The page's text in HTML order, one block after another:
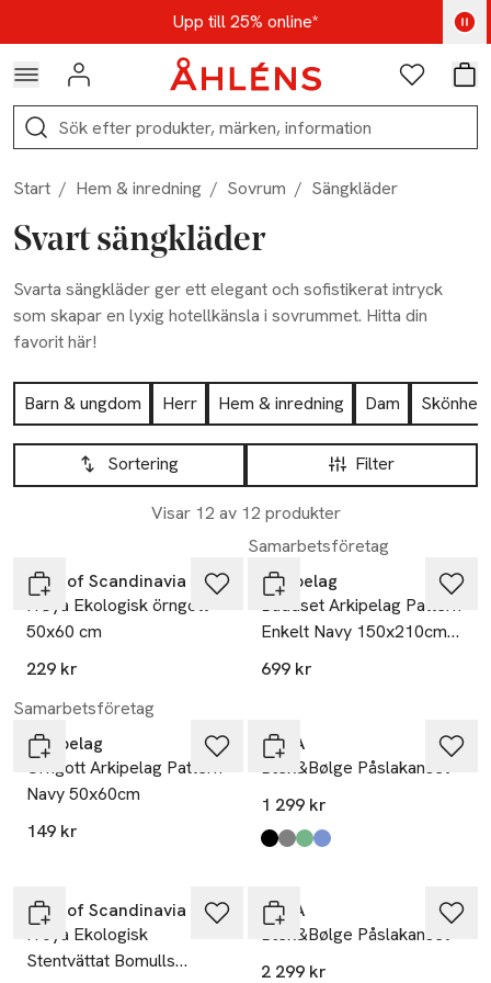
Hoppa till navigationsmenynUpp till 25% online*
Kod: AUG25 - Shoppa nu
Logga in Favoriter
Sök
Start / Hem & inredning / Sovrum / Sängkläder
Svart sängkläder
Svarta sängkläder ger ett elegant och sofistikerat intryck
som skapar en lyxig hotellkänsla i sovrummet. Hitta din
favorit här!
Hoppa till produktsidan
Barn & ungdom Herr Hem & inredning Dam
Skönhet
Hoppa till produktsidan
Filter
Sortering
Visar 12 av 12 produkter
Lista över produkter
Høie of Scandinavia
Frøya Ekologisk örngott
50x60 cm
229 kr
Samarbetsföretag
Arkipelag
Bäddset Arkipelag Pattern
Enkelt Navy 150x210cm
Med 1st Örngott 50x60cm
699 kr
Samarbetsföretag
Arkipelag
Örngott Arkipelag Pattern
Navy 50x60cm
149 kr
JUNA
Bæk&Bølge Påslakanset
1 299 kr
Produkten finns i färgerna:
Svart/Sand
Grå/Björk
Grön/Ljusblå
Mörkblå/Vit
Høie of Scandinavia
Fröya Ekologisk
Stentvättat Bomulls
JUNA
Bæk&Bølge Påslakanset
2 299 kr